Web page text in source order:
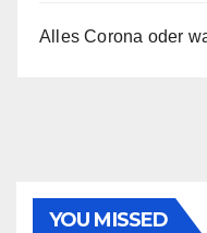
Alles Corona oder
YOU MISSED